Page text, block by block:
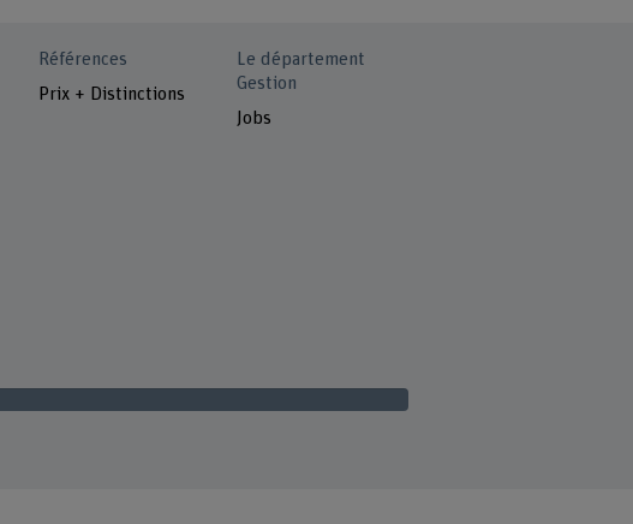
Références
Prix + Distinctions
Le département
Gestion
Jobs